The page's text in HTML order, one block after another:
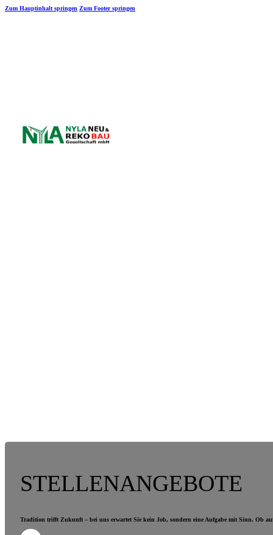
Zum Hauptinhalt springen Zum Footer springen
STELLENANGEBOTE
Tradition trifft Zukunft – bei uns erwartet Sie kein Job, sondern eine Aufgabe mit Sinn. Ob